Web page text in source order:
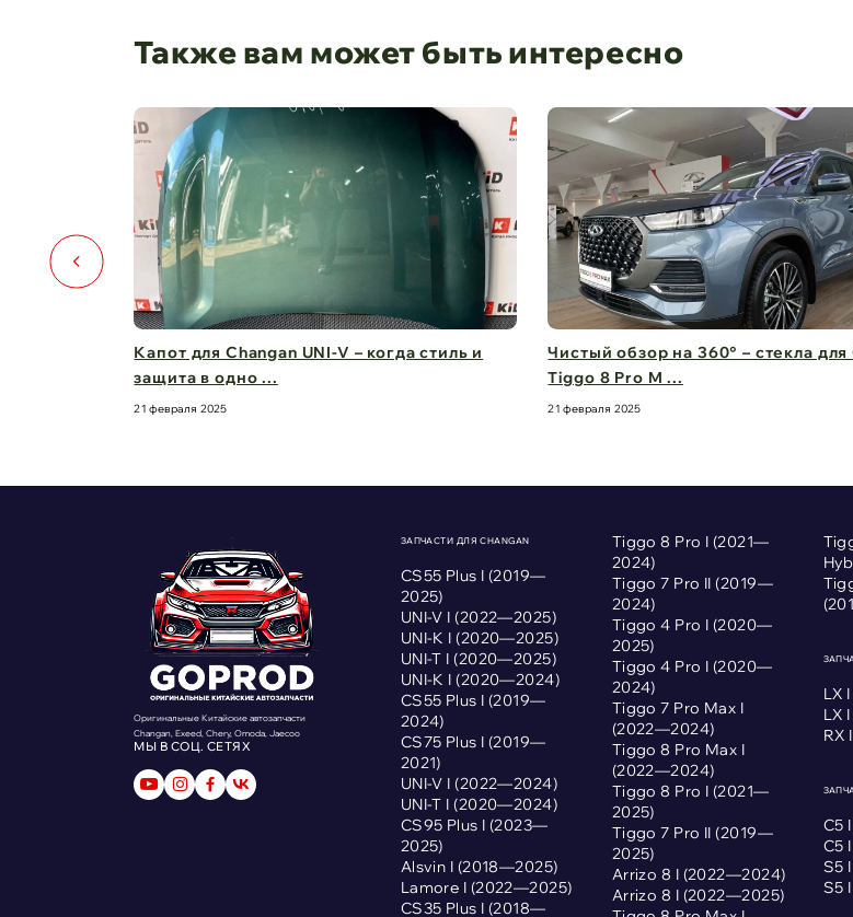
Также вам может быть интересно
Капот для Changan UNI-V – когда стиль и
защита в одно ...
21 февраля 2025
Чистый обзор на 360° – стекла для
Tiggo 8 Pro M ...
21 февраля 2025
Оригинальные Китайские автозапчасти
Changan, Exeed, Chery, Omoda, Jaecoo
МЫ В СОЦ. СЕТЯХ
ЗАПЧАСТИ ДЛЯ CHANGAN
CS55 Plus I (2019—
2025)
UNI-V I (2022—2025)
UNI-K I (2020—2025)
UNI-T I (2020—2025)
UNI-K I (2020—2024)
CS55 Plus I (2019—
2024)
CS75 Plus I (2019—
2021)
UNI-V I (2022—2024)
UNI-T I (2020—2024)
CS95 Plus I (2023—
2025)
Alsvin I (2018—2025)
Lamore I (2022—2025)
CS35 Plus I (2018—
Tiggo 8 Pro I (2021—
2024)
Tiggo 7 Pro II (2019—
2024)
Tiggo 4 Pro I (2020—
2025)
Tiggo 4 Pro I (2020—
2024)
Tiggo 7 Pro Max I
(2022—2024)
Tiggo 8 Pro Max I
(2022—2024)
Tiggo 8 Pro I (2021—
2025)
Tiggo 7 Pro II (2019—
2025)
Arrizo 8 I (2022—2024)
Arrizo 8 I (2022—2025)
LX
LX
RX
С5
С5
S5
S5